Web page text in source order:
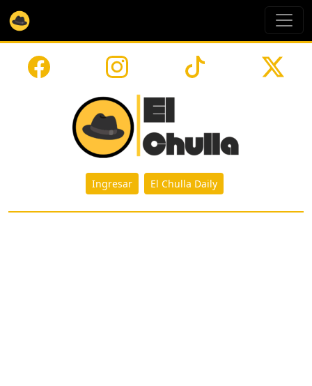
Ingresar El Chulla Daily